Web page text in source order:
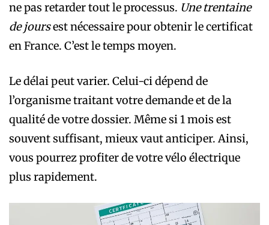
ne pas retarder tout le processus. Une trentaine
de joursest nécessaire pour obtenir le certificat
en France. C’est le temps moyen.
Le délai peut varier. Celui-ci dépend de
l’organisme traitant votre demande et de la
qualité de votre dossier. Même si 1 mois est
souvent suffisant, mieux vaut anticiper. Ainsi,
vous pourrez profiter de votre vélo électrique
plus rapidement.